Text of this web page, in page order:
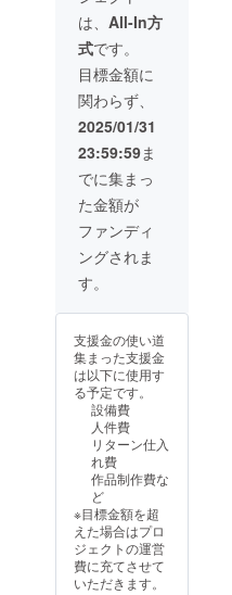
開催日時はご登
録のメールアド
レスより後日お
知らせ致しま
す。 開催予定
は、2025年3月
頃を予定してお
ります。
致します。 【支
援者限定ライブ
配信へご招待】
ご支援いただい
た方々限定で、
生ライブ配信へ
ご招待致しま
に参加しにくい
方でも、ご自宅
で…お出かけ先
で…Yo-1配信ラ
イブをお楽しみ
にいただけま
す。また配信ラ
イブへのアクセ
スや開催日時は
ご登録のメール
アドレスより後
日お知らせ致し
ます。 開催予定
は、2025年3月
頃を予定してお
ります。
は、 All-In方
式です。
目標金額に
関わらず、
2025/01/31
23:59:59ま
でに集まっ
た金額が
ファンディ
ングされま
す。
支援金の使い道
集まった支援金
は以下に使用す
る予定です。
設備費
人件費
リターン仕入
れ費
作品制作費な
ど
※目標金額を超
えた場合はプロ
ジェクトの運営
費に充てさせて
いただきます。